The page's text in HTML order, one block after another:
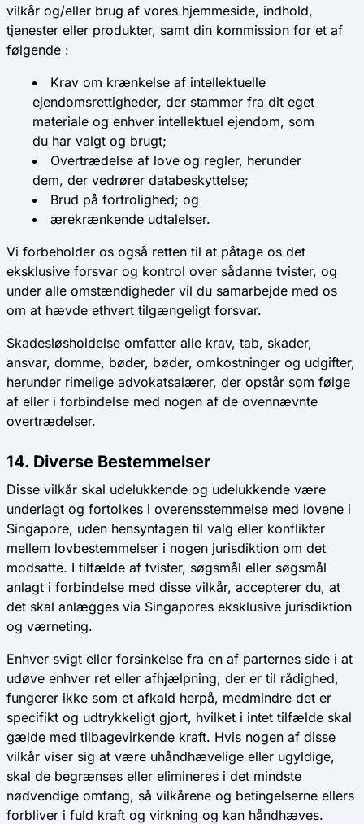
vilkår og/eller brug af vores hjemmeside, indhold,
tjenester eller produkter, samt din kommission for et af
følgende :
Krav om krænkelse af intellektuelle
ejendomsrettigheder, der stammer fra dit eget
materiale og enhver intellektuel ejendom, som
du har valgt og brugt;
Overtrædelse af love og regler, herunder
dem, der vedrører databeskyttelse;
Brud på fortrolighed; og
ærekrænkende udtalelser.
Vi forbeholder os også retten til at påtage os det
eksklusive forsvar og kontrol over sådanne tvister, og
under alle omstændigheder vil du samarbejde med os
om at hævde ethvert tilgængeligt forsvar.
Skadesløsholdelse omfatter alle krav, tab, skader,
ansvar, domme, bøder, bøder, omkostninger og udgifter,
herunder rimelige advokatsalærer, der opstår som følge
af eller i forbindelse med nogen af ​​de ovennævnte
overtrædelser.
14. Diverse Bestemmelser
Disse vilkår skal udelukkende og udelukkende være
underlagt og fortolkes i overensstemmelse med lovene i
Singapore, uden hensyntagen til valg eller konflikter
mellem lovbestemmelser i nogen jurisdiktion om det
modsatte. I tilfælde af tvister, søgsmål eller søgsmål
anlagt i forbindelse med disse vilkår, accepterer du, at
det skal anlægges via Singapores eksklusive jurisdiktion
og værneting.
Enhver svigt eller forsinkelse fra en af ​​parternes side i at
udøve enhver ret eller afhjælpning, der er til rådighed,
fungerer ikke som et afkald herpå, medmindre det er
specifikt og udtrykkeligt gjort, hvilket i intet tilfælde skal
gælde med tilbagevirkende kraft. Hvis nogen af ​​disse
vilkår viser sig at være uhåndhævelige eller ugyldige,
skal de begrænses eller elimineres i det mindste
nødvendige omfang, så vilkårene og betingelserne ellers
forbliver i fuld kraft og virkning og kan håndhæves.